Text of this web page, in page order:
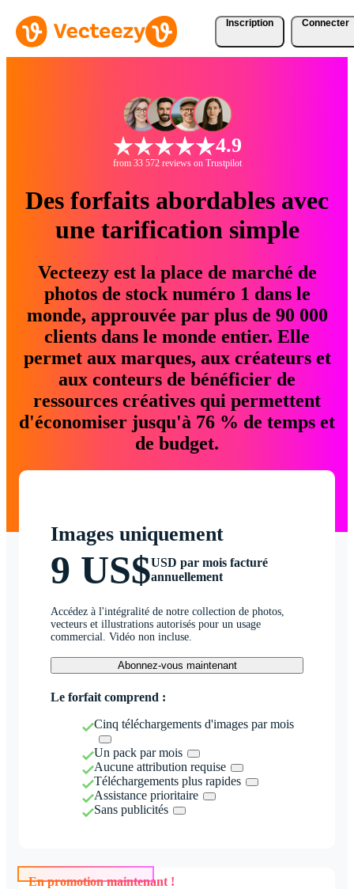
Inscription Connecter
4.9
from 33 572 reviews on Trustpilot
Des forfaits abordables avec
une tarification simple
Vecteezy est la place de marché de
photos de stock numéro 1 dans le
monde, approuvée par plus de 90 000
clients dans le monde entier. Elle
permet aux marques, aux créateurs et
aux conteurs de bénéficier de
ressources créatives qui permettent
d'économiser jusqu'à 76 % de temps et
de budget.
Images uniquement
9 US$USD par mois facturé
annuellement
Accédez à l'intégralité de notre collection de photos,
vecteurs et illustrations autorisés pour un usage
commercial. Vidéo non incluse.
Abonnez-vous maintenant
Le forfait comprend :
Cinq téléchargements d'images par mois
Un pack par mois
Aucune attribution requise
Téléchargements plus rapides
Assistance prioritaire
Sans publicités
En promotion maintenant !